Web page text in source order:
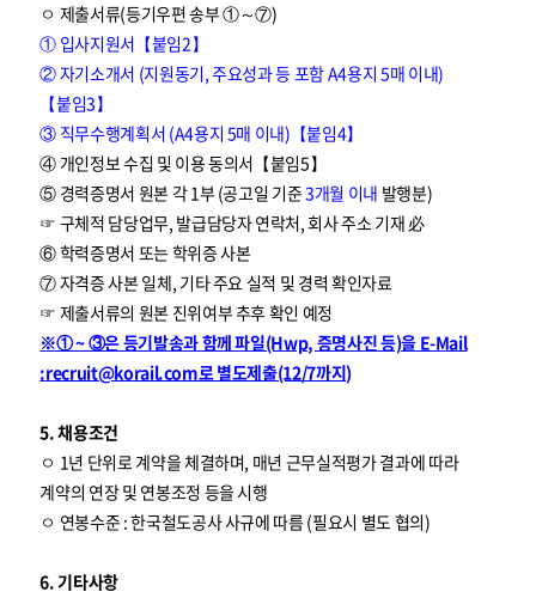
ㅇ 제출서류(등기우편 송부 ①～⑦)
① 입사지원서【붙임2】
② 자기소개서 (지원동기, 주요성과 등 포함 A4용지 5매 이내)
【붙임3】
③ 직무수행계획서 (A4용지 5매 이내)【붙임4】
④ 개인정보 수집 및 이용 동의서【붙임5】
⑤ 경력증명서 원본 각 1부 (공고일 기준3개월 이내 발행분)
☞ 구체적 담당업무, 발급담당자 연락처, 회사 주소 기재 必
⑥ 학력증명서 또는 학위증 사본
⑦ 자격증 사본 일체, 기타 주요 실적 및 경력 확인자료
☞ 제출서류의 원본 진위여부 추후 확인 예정
※① ~ ③은 등기발송과 함께 파일(Hwp, 증명사진 등)을 E-Mail
:recruit@korail.com로 별도제출(12/7까지)
5. 채용조건
ㅇ 1년 단위로 계약을 체결하며, 매년 근무실적평가 결과에 따라
계약의 연장 및 연봉조정 등을 시행
ㅇ 연봉수준 : 한국철도공사 사규에 따름 (필요시 별도 협의)
6. 기타사항